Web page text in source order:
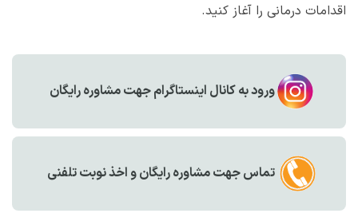
اقدامات درمانی را آغاز کنید.
ورود به کانال اینستاگرام جهت مشاوره رایگان
تماس جهت مشاوره رايگان و اخذ نوبت تلفنی